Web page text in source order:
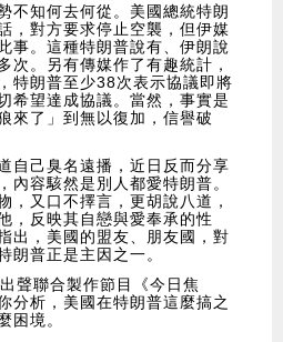
不知何去何從。美國總統特朗
，對方要求停止空襲，但伊媒
事。這種特朗普說有、伊朗說
次。另有傳媒作了有趣統計，
特朗普至少38次表示協議即將
希望達成協議。當然，事實是
來了」到無以復加，信譽破
自己臭名遠播，近日反而分享
內容駭然是別人都愛特朗普。
，又口不擇言，更胡說八道，
，反映其自戀與愛奉承的性
出，美國的盟友、朋友國，對
朗普正是主因之一。
聲聯合製作節目《今日焦
分析，美國在特朗普這麼搞之
困境。